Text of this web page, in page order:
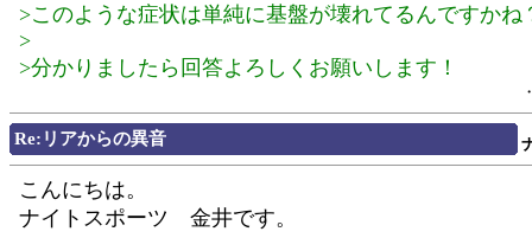
>このような症状は単純に基盤が壊れてるんですかね
>
>分かりましたら回答よろしくお願いします！
Re:リアからの異音
こんにちは。
ナイトスポーツ 金井です。